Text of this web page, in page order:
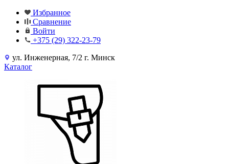
Избранное
Сравнение
Войти
+375 (29) 322-23-79
ул. Инженерная, 7/2 г. Минск
Каталог